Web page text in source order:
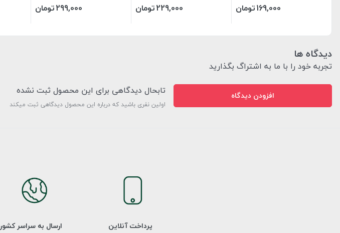
169,000تومان 229,000تومان 299,000تومان
دیدگاه ها
تجربه خود را با ما به اشتراگ بگذارید
افزودن دیدگاه تابحال دیدگاهی برای این محصول ثبت نشده
اولین نفری باشید که درباره این محصول دیدگاهی ثبت میکند
پرداخت آنلاین ارسال به سراسر کشور